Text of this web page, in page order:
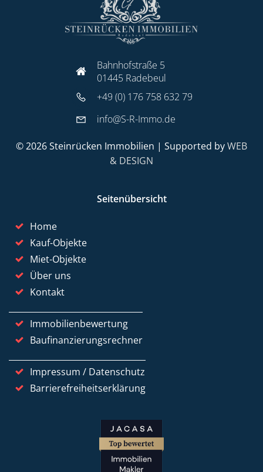
Bahnhofstraße 5
01445 Radebeul
+49 (0) 176 758 632 79
info@S-R-Immo.de
© 2026 Steinrücken Immobilien | Supported byWEB
& DESIGN
Seitenübersicht
Home
Kauf-Objekte
Miet-Objekte
Über uns
Kontakt
Immobilienbewertung
Baufinanzierungsrechner
Impressum / Datenschutz
Barrierefreiheitserklärung